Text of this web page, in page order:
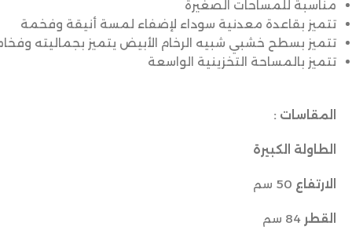
مناسبة للمساحات الصغيرة
تتميز بقاعدة معدنية سوداء لإضفاء لمسة أنيقة وفخمة
تتميز بسطح خشبي شبيه الرخام الأبيض يتميز بجماليته
تتميز بالمساحة التخزينية الواسعة
المقاسات :
الطاولة الكبيرة
الارتفاع
القطر 84 سم